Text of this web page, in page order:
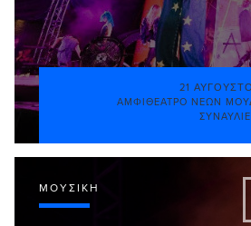
21
ΑΜΦΙΘΈΑΤΡΟ ΝΈΩΝ
ΜΟΥΣΙΚΉ